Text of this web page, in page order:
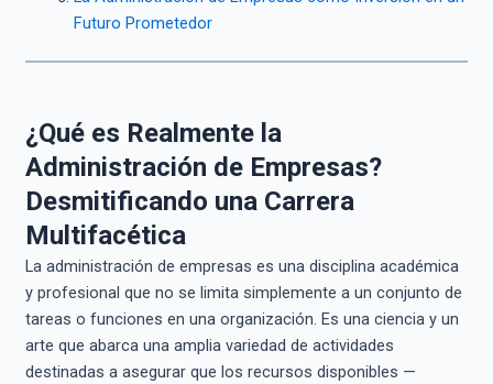
Futuro Prometedor
¿Qué es Realmente la
Administración de Empresas?
Desmitificando una Carrera
Multifacética
La administración de empresas es una disciplina académica
y profesional que no se limita simplemente a un conjunto de
tareas o funciones en una organización. Es una ciencia y un
arte que abarca una amplia variedad de actividades
destinadas a asegurar que los recursos disponibles —